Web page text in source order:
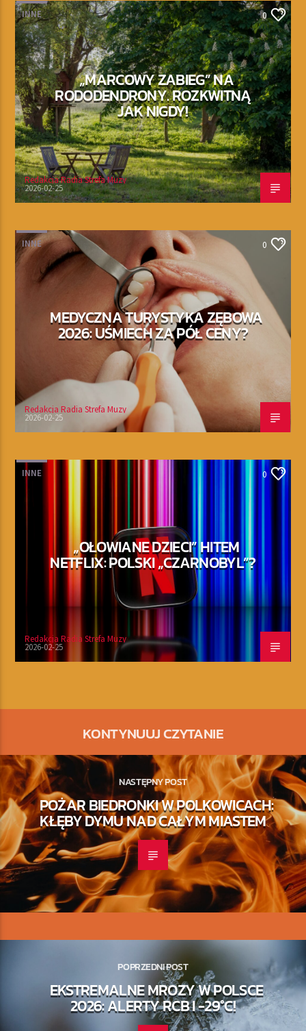
INNE 0
„MARCOWY ZABIEG” NA
RODODENDRONY. ROZKWITNĄ
JAK NIGDY!
Redakcja Radia Strefa Muzy
2026-02-25
INNE 0
MEDYCZNA TURYSTYKA ZĘBOWA
2026: UŚMIECH ZA PÓŁ CENY?
Redakcja Radia Strefa Muzy
2026-02-25
INNE 0
„OŁOWIANE DZIECI” HITEM
NETFLIX: POLSKI „CZARNOBYL”?
Redakcja Radia Strefa Muzy
2026-02-25
KONTYNUUJ CZYTANIE
NASTĘPNY POST
POŻAR BIEDRONKI W POLKOWICACH:
KŁĘBY DYMU NAD CAŁYM MIASTEM
POPRZEDNI POST
EKSTREMALNE MROZY W POLSCE
2026: ALERTY RCB I -29°C!